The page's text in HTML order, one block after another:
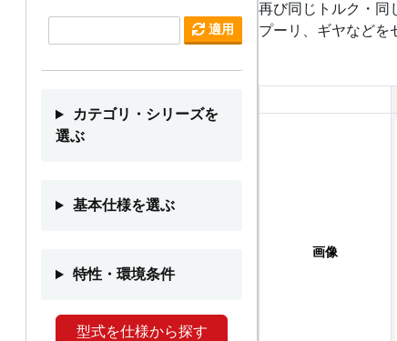
適用
カテゴリ・シリーズを
選ぶ
基本仕様を選ぶ
特性・環境条件
型式を仕様から探す
再び同じトルク・同
プーリ、ギヤなどを
画像